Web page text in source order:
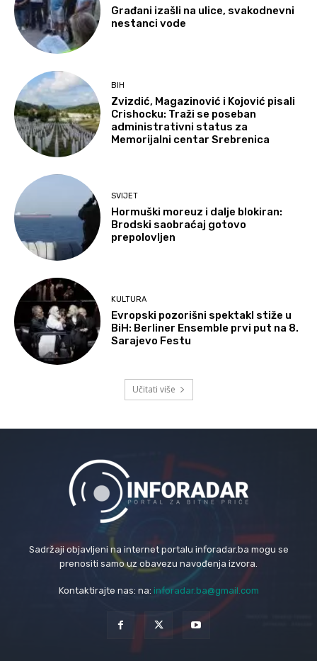
Građani izašli na ulice, svakodnevni
nestanci vode
BIH
Zvizdić, Magazinović i Kojović pisali
Crishocku: Traži se poseban
administrativni status za
Memorijalni centar Srebrenica
SVIJET
Hormuški moreuz i dalje blokiran:
Brodski saobraćaj gotovo
prepolovljen
KULTURA
Evropski pozorišni spektakl stiže u
BiH: Berliner Ensemble prvi put na 8.
Sarajevo Festu
Učitati više
Sadržaji objavljeni na internet portalu inforadar.ba mogu se
prenositi samo uz obavezu navođenja izvora.
Kontaktirajte nas: na: inforadar.ba@gmail.com